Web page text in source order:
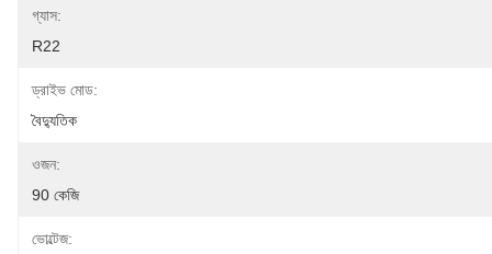
গ্যাস:
R22
ড্রাইভ মোড:
বৈদ্যুতিক
ওজন:
90 কেজি
ভোল্টেজ: